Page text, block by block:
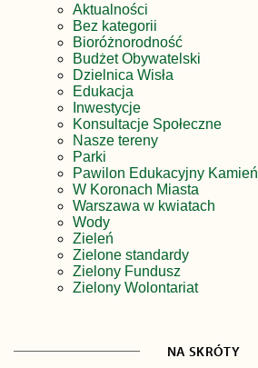
Aktualności
Bez kategorii
Bioróżnorodność
Budżet Obywatelski
Dzielnica Wisła
Edukacja
Inwestycje
Konsultacje Społeczne
Nasze tereny
Parki
Pawilon Edukacyjny Kamień
W Koronach Miasta
Warszawa w kwiatach
Wody
Zieleń
Zielone standardy
Zielony Fundusz
Zielony Wolontariat
NA SKRÓTY